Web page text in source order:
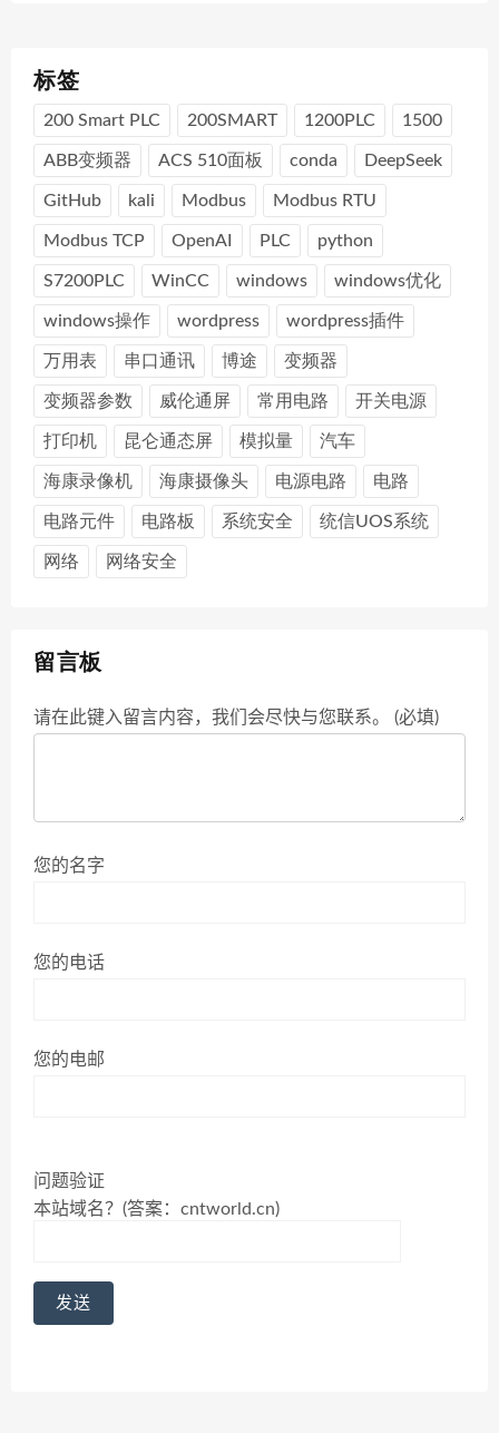
标签
200 Smart PLC 200SMART 1200PLC 1500
ABB变频器 ACS 510面板 conda DeepSeek
GitHub kali Modbus Modbus RTU
Modbus TCP OpenAI PLC python
S7200PLC WinCC windows windows优化
windows操作 wordpress wordpress插件
万用表 串口通讯 博途 变频器
变频器参数 威伦通屏 常用电路 开关电源
打印机 昆仑通态屏 模拟量 汽车
海康录像机 海康摄像头 电源电路 电路
电路元件 电路板 系统安全 统信UOS系统
网络 网络安全
留言板
请在此键入留言内容，我们会尽快与您联系。 (必填)
您的名字
您的电话
您的电邮
问题验证
本站域名？(答案：cntworld.cn)